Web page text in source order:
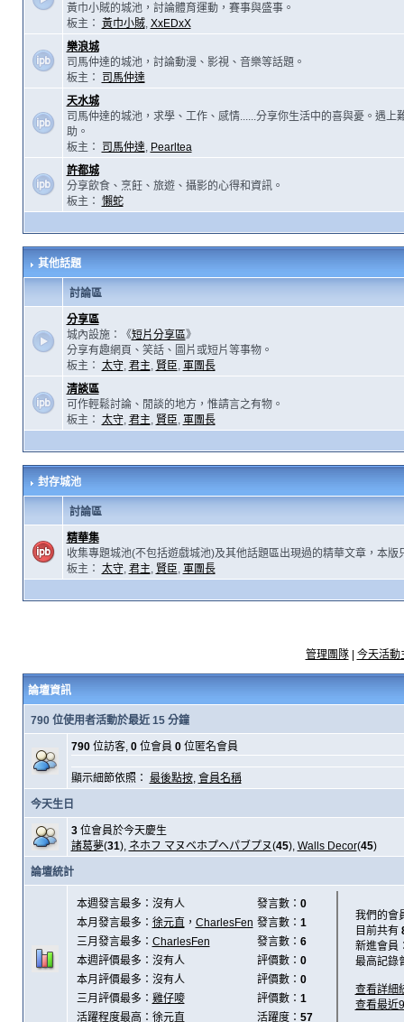
黃巾小賊的城池，討論體育運動，賽事與盛事。
板主： 黃巾小賊, XxEDxX
樂浪城
司馬仲達的城池，討論動漫、影視、音樂等話題。
板主：
司馬仲達
天水城
司馬仲達的城池，求學、工作、感情......分享你生活中的喜與憂。遇上
助。
板主：
司馬仲達, Pearltea
許都城
分享飲食、烹飪、旅遊、攝影的心得和資訊。
板主： 懶蛇
其他話題
討論區
分享區
城內設施：《短片分享區》
分享有趣網頁、笑話、圖片或短片等事物。
板主： 太守, 君主, 賢臣, 軍團長
清談區
可作輕鬆討論、閒談的地方，惟請言之有物。
板主： 太守, 君主, 賢臣, 軍團長
封存城池
討論區
精華集
收集專題城池(不包括遊戲城池)及其他話題區出現過的精華文章，本版
板主： 太守, 君主, 賢臣, 軍團長
管理團隊| 今天活動
論壇資訊
790 位使用者活動於最近 15 分鐘
790位訪客, 0位會員 0位匿名會員
顯示細節依照： 最後點按, 會員名稱
今天生日
3位會員於今天慶生
諸葛夢(31), ネホフ マヌベホプヘパブプヌ(45), Walls Decor(45)
論壇統計
本週發言最多：沒有人 發言數： 0
本月發言最多： 徐元直 ， CharlesFen 發言數： 1
三月發言最多： CharlesFen 發言數： 6
本週評價最多：沒有人
評價數： 0
本月評價最多：沒有人
評價數： 0
三月評價最多： 雞仔嘜 評價數： 1
活躍程度最高： 徐元直 活躍度： 57
我們的會
目前共有
新進會員
最高記錄
查看詳細
查看最近